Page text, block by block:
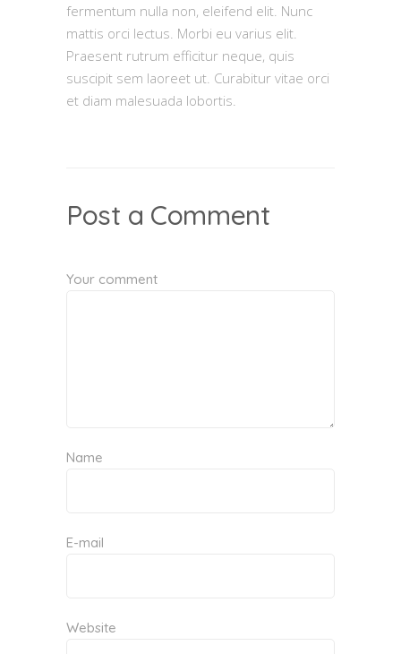
fermentum nulla non, eleifend elit. Nunc
mattis orci lectus. Morbi eu varius elit.
Praesent rutrum efficitur neque, quis
suscipit sem laoreet ut. Curabitur vitae orci
et diam malesuada lobortis.
Post a Comment
Your comment
Name
E-mail
Website